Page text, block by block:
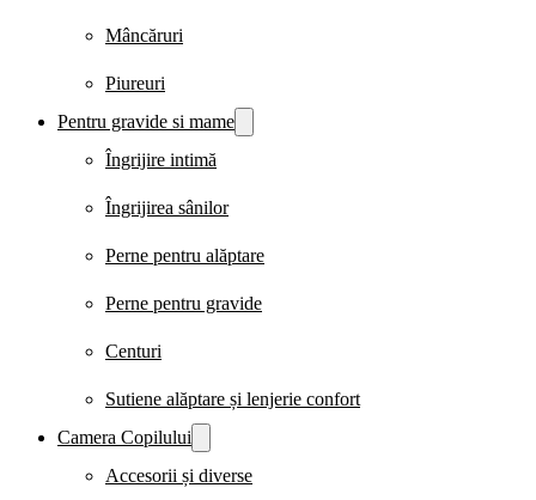
Mâncăruri
Piureuri
Pentru gravide si mame
Îngrijire intimă
Îngrijirea sânilor
Perne pentru alăptare
Perne pentru gravide
Centuri
Sutiene alăptare și lenjerie confort
Camera Copilului
Accesorii și diverse